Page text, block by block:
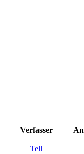
Verfasser
Tell